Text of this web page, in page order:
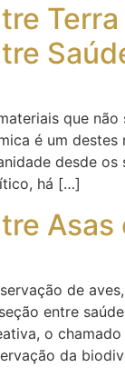
que
é um
desde
há […]
de
entre
o
da